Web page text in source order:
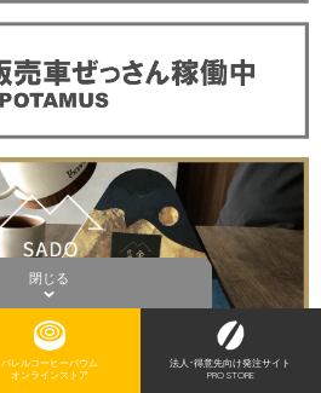
閉じる
バレルコーヒーバウム
オンラインストア
法人･得意先向け発注サイト
PRO STORE